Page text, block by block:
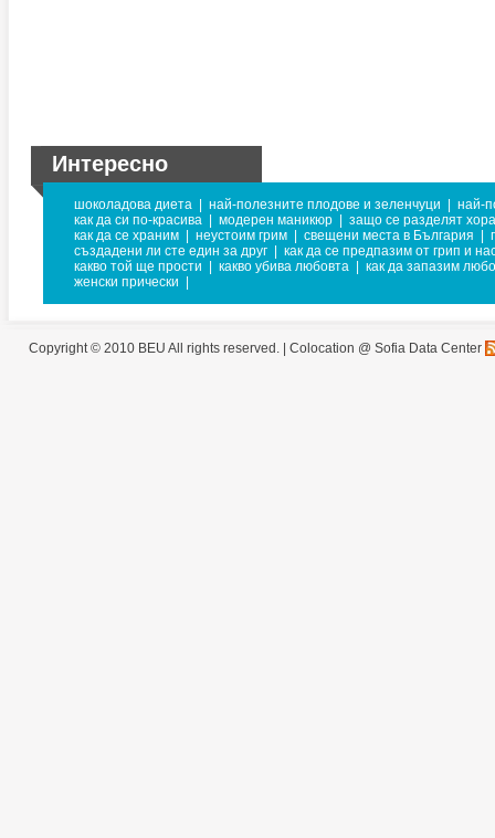
Интересно
шоколадова диета най-полезните плодове и зеленчуци
най-
как да си по-красива
модерен маникюр
защо се разделят
как да се храним
неустоим грим свещени места в България
създадени ли сте един за друг
как да се предпазим от грип и
какво той ще прости
какво убива любовта
как да запазим
женски прически
Copyright © 2010 BEU All rights reserved. | Colocation @ Sofia Data Center